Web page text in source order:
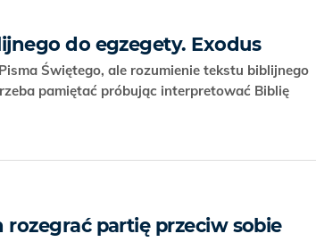
do egzegety. Exodus
Świętego, ale rozumienie tekstu biblijnego
pamiętać próbując interpretować Biblię
partię przeciw sobie